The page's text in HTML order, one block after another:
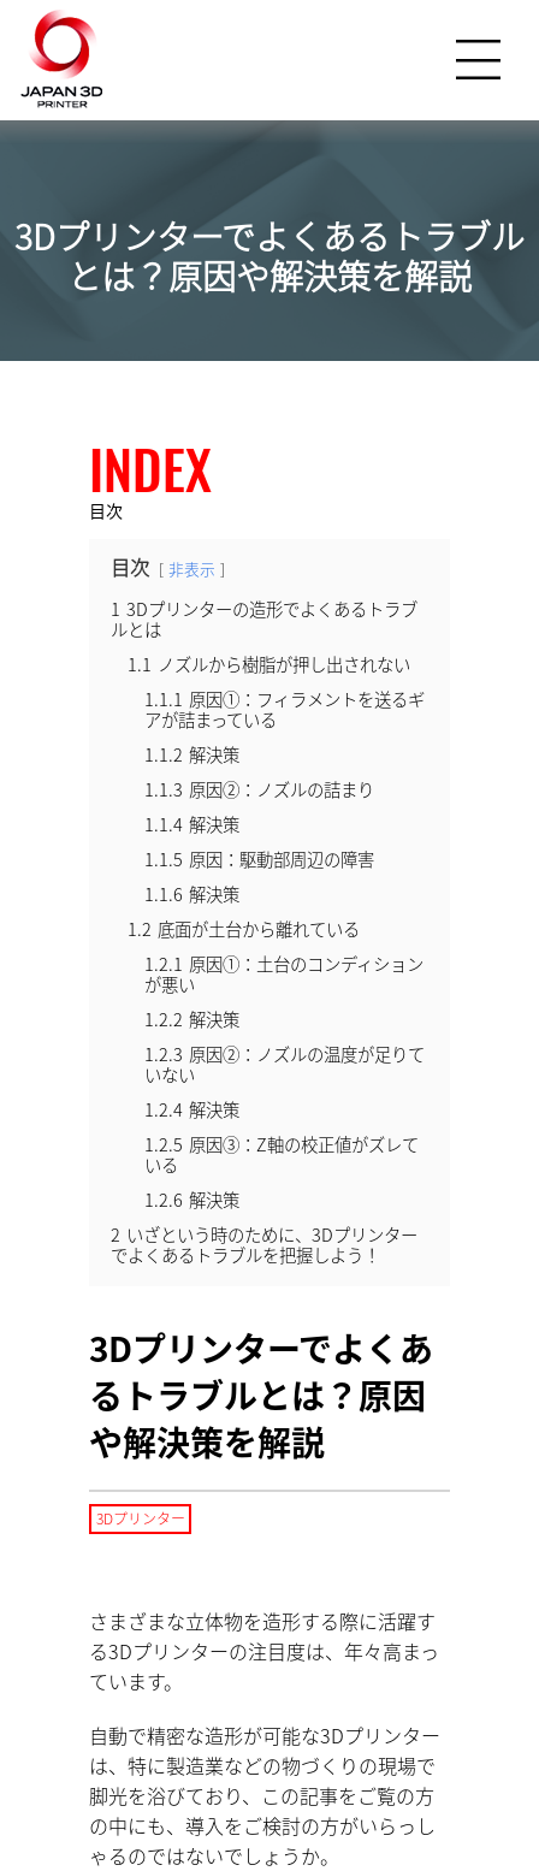
3Dプリンターでよくあるトラブル
とは？原因や解決策を解説
INDEX
目次
目次 非表示
1 3Dプリンターの造形でよくあるトラブ
ルとは
1.1 ノズルから樹脂が押し出されない
1.1.1 原因①：フィラメントを送るギ
アが詰まっている
1.1.2 解決策
1.1.3 原因②：ノズルの詰まり
1.1.4 解決策
1.1.5 原因：駆動部周辺の障害
1.1.6 解決策
1.2 底面が土台から離れている
1.2.1 原因①：土台のコンディション
が悪い
1.2.2 解決策
1.2.3 原因②：ノズルの温度が足りて
いない
1.2.4 解決策
1.2.5 原因③：Z軸の校正値がズレて
いる
1.2.6 解決策
2 いざという時のために、3Dプリンター
でよくあるトラブルを把握しよう！
3Dプリンターでよくあ
るトラブルとは？原因
や解決策を解説
3Dプリンター
さまざまな立体物を造形する際に活躍す
る3Dプリンターの注目度は、年々高まっ
ています。
自動で精密な造形が可能な3Dプリンター
は、特に製造業などの物づくりの現場で
脚光を浴びており、この記事をご覧の方
の中にも、導入をご検討の方がいらっし
ゃるのではないでしょうか。